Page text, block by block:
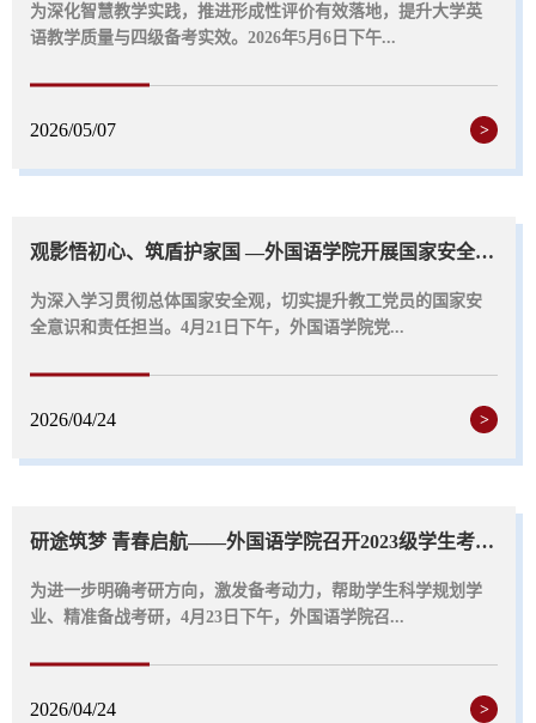
为深化智慧教学实践，推进形成性评价有效落地，提升大学英
语教学质量与四级备考实效。2026年5月6日下午...
2026/05/07 >
观影悟初心、筑盾护家国 —外国语学院开展国家安全教育特色党日活动
为深入学习贯彻总体国家安全观，切实提升教工党员的国家安
全意识和责任担当。4月21日下午，外国语学院党...
2026/04/24 >
研途筑梦 青春启航——外国语学院召开2023级学生考研动员大会
为进一步明确考研方向，激发备考动力，帮助学生科学规划学
业、精准备战考研，4月23日下午，外国语学院召...
2026/04/24 >